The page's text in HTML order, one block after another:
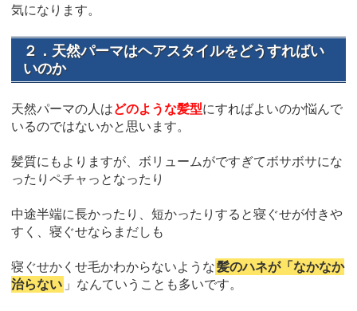
気になります。
２．天然パーマはヘアスタイルをどうすればい
いのか
天然パーマの人はどのような髪型にすればよいのか悩んで
いるのではないかと思います。
髪質にもよりますが、ボリュームがですぎてボサボサにな
ったりペチャっとなったり
中途半端に長かったり、短かったりすると寝ぐせが付きや
すく、寝ぐせならまだしも
寝ぐせかくせ毛かわからないような髪のハネが「なかなか
治らない 」なんていうことも多いです。